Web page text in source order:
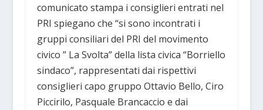
comunicato stampa i consiglieri entrati nel
PRI spiegano che “si sono incontrati i
gruppi consiliari del PRI del movimento
civico ” La Svolta” della lista civica “Borriello
sindaco”, rappresentati dai rispettivi
consiglieri capo gruppo Ottavio Bello, Ciro
Piccirilo, Pasquale Brancaccio e dai